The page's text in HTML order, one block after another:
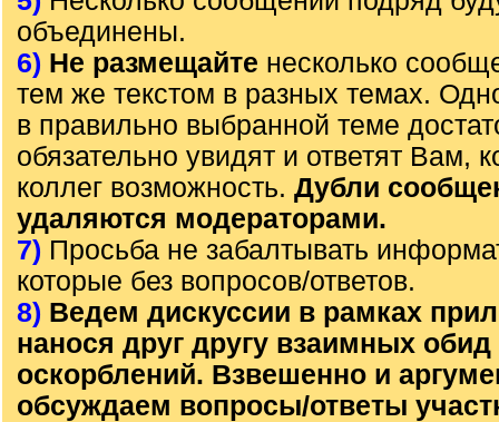
объединены.
6) Не размещайте несколько
тем же текстом в разных темах.
в правильно выбранной теме
обязательно увидят и ответят Вам,
коллег возможность. Дубли
удаляются модераторами.
7) Просьба не забалтывать
которые без вопросов/ответов.
8) Ведем дискуссии в рамках
нанося друг другу взаимных обид
оскорблений. Взвешенно и
обсуждаем вопросы/ответы